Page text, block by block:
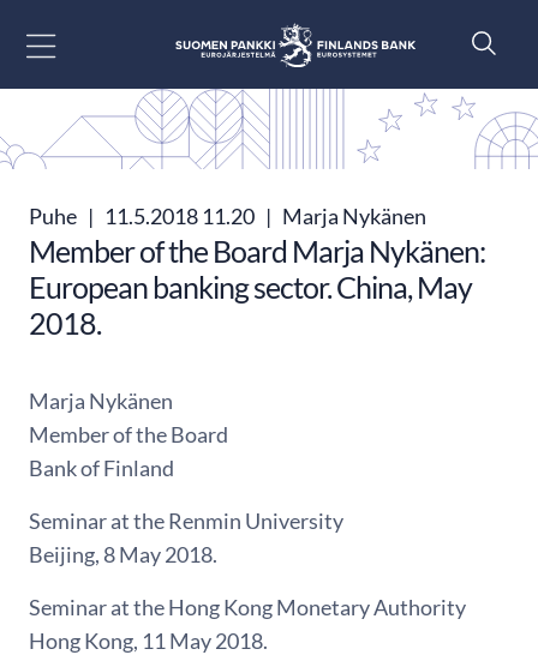
Puhe | 11.5.2018 11.20 | Marja Nykänen
Member of the Board Marja Nykänen:
European banking sector. China, May
2018.
Marja Nykänen
Member of the Board
Bank of Finland
Seminar at the Renmin University
Beijing, 8 May 2018.
Seminar at the Hong Kong Monetary Authority
Hong Kong, 11 May 2018.